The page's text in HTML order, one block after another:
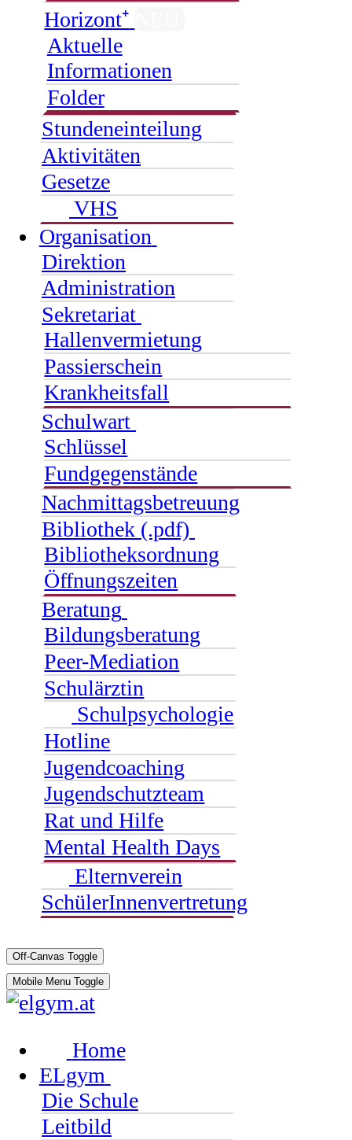
Horizont⁺
Aktuelle
Informationen
Folder
Stundeneinteilung
Aktivitäten
Gesetze
VHS
Organisation
Direktion
Administration
Sekretariat
Hallenvermietung
Passierschein
Krankheitsfall
Schulwart
Schlüssel
Fundgegenstände
Nachmittagsbetreuung
Bibliothek (.pdf)
Bibliotheksordnung
Öffnungszeiten
Beratung
Bildungsberatung
Peer-Mediation
Schulärztin
Schulpsychologie
Hotline
Jugendcoaching
Jugendschutzteam
Rat und Hilfe
Mental Health Days
Elternverein
SchülerInnenvertretung
Off-Canvas Toggle
Mobile Menu Toggle
Home
ELgym
Die Schule
Leitbild